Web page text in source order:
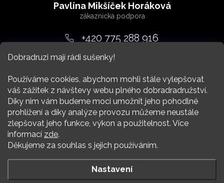
Dobradruzi mají rádi sušenky!
Používáme cookies, abychom mohli stále vylepšovat
váš zážitek z návštevy webu plného dobradradružství.
Díky nim vám budeme moci umožnit jeho pohodlné
prohlížení a díky analýze provozu můžeme neustále
zlepšovat jeho funkce, výkon a použitelnost. Více
informací zde.
Děkujeme za souhlas s jejich používáním.
Nastavení
a
Nákup
Více Dobradruha
Pavlína Mikšíček Horáková
+420 775 288 916
srdcem@dobradruh.cz